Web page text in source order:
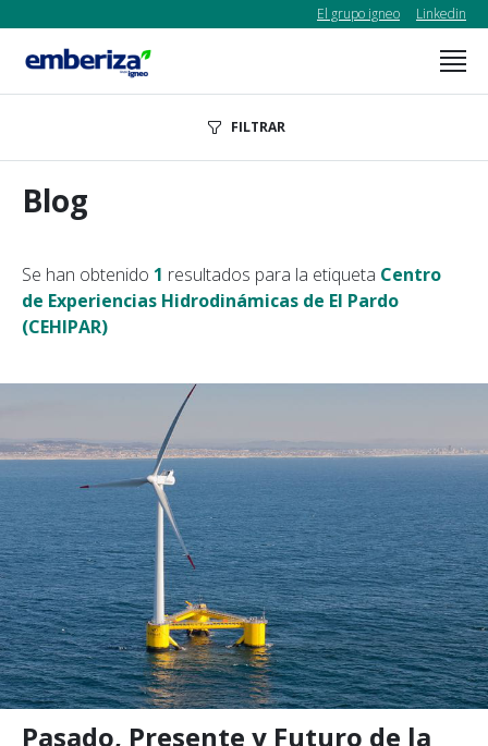
El grupo igneo Linkedin
FILTRAR
Blog
Se han obtenido 1 resultados para la etiqueta Centro
de Experiencias Hidrodinámicas de El Pardo
(CEHIPAR)
Pasado, Presente y Futuro de la